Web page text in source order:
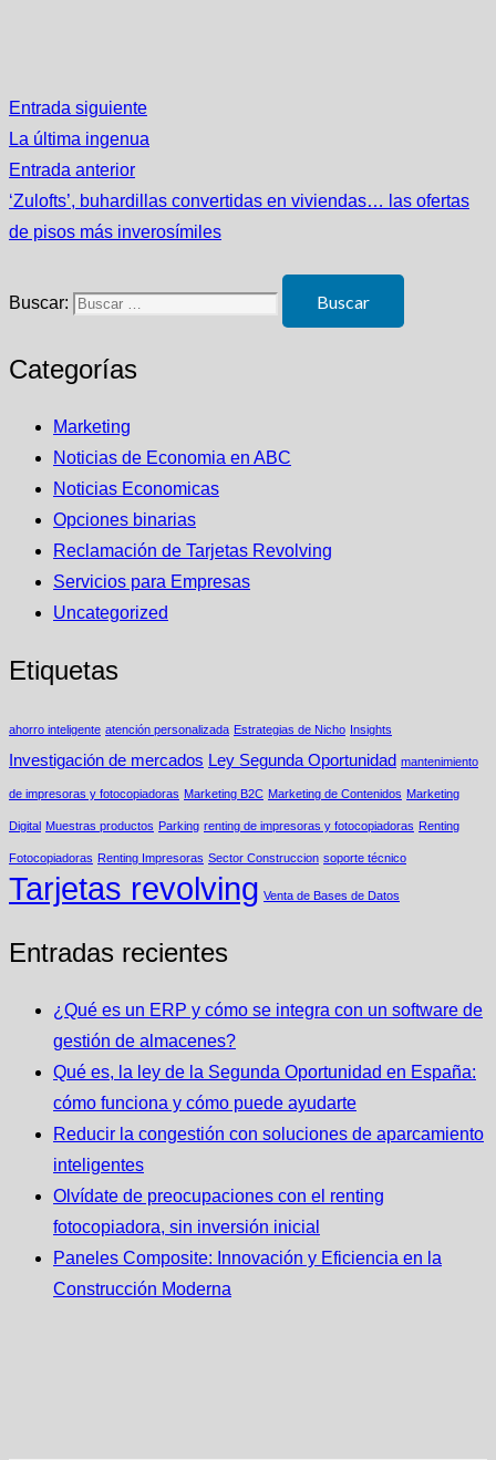
Entrada siguiente
La última ingenua
Entrada anterior
‘Zulofts’, buhardillas convertidas en viviendas… las ofertas
de pisos más inverosímiles
Buscar:
Categorías
Marketing
Noticias de Economia en ABC
Noticias Economicas
Opciones binarias
Reclamación de Tarjetas Revolving
Servicios para Empresas
Uncategorized
Etiquetas
ahorro inteligente atención personalizada Estrategias de Nicho Insights
Investigación de mercados Ley Segunda Oportunidad mantenimiento
de impresoras y fotocopiadoras Marketing B2C Marketing de Contenidos Marketing
Digital Muestras productos Parking renting de impresoras y fotocopiadoras Renting
Fotocopiadoras Renting Impresoras Sector Construccion soporte técnico
Tarjetas revolving Venta de Bases de Datos
Entradas recientes
¿Qué es un ERP y cómo se integra con un software de
gestión de almacenes?
Qué es, la ley de la Segunda Oportunidad en España:
cómo funciona y cómo puede ayudarte
Reducir la congestión con soluciones de aparcamiento
inteligentes
Olvídate de preocupaciones con el renting
fotocopiadora, sin inversión inicial
Paneles Composite: Innovación y Eficiencia en la
Construcción Moderna